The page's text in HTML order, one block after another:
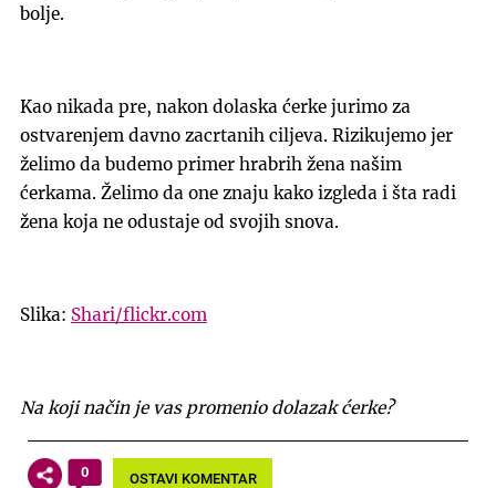
bolje.
Kao nikada pre, nakon dolaska ćerke jurimo za
ostvarenjem davno zacrtanih ciljeva. Rizikujemo jer
želimo da budemo primer hrabrih žena našim
ćerkama. Želimo da one znaju kako izgleda i šta radi
žena koja ne odustaje od svojih snova.
Slika: Shari/flickr.com
Na koji način je vas promenio dolazak ćerke?
0 OSTAVI KOMENTAR